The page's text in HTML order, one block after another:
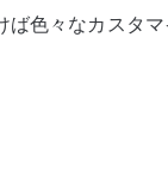
ば色々なカスタ